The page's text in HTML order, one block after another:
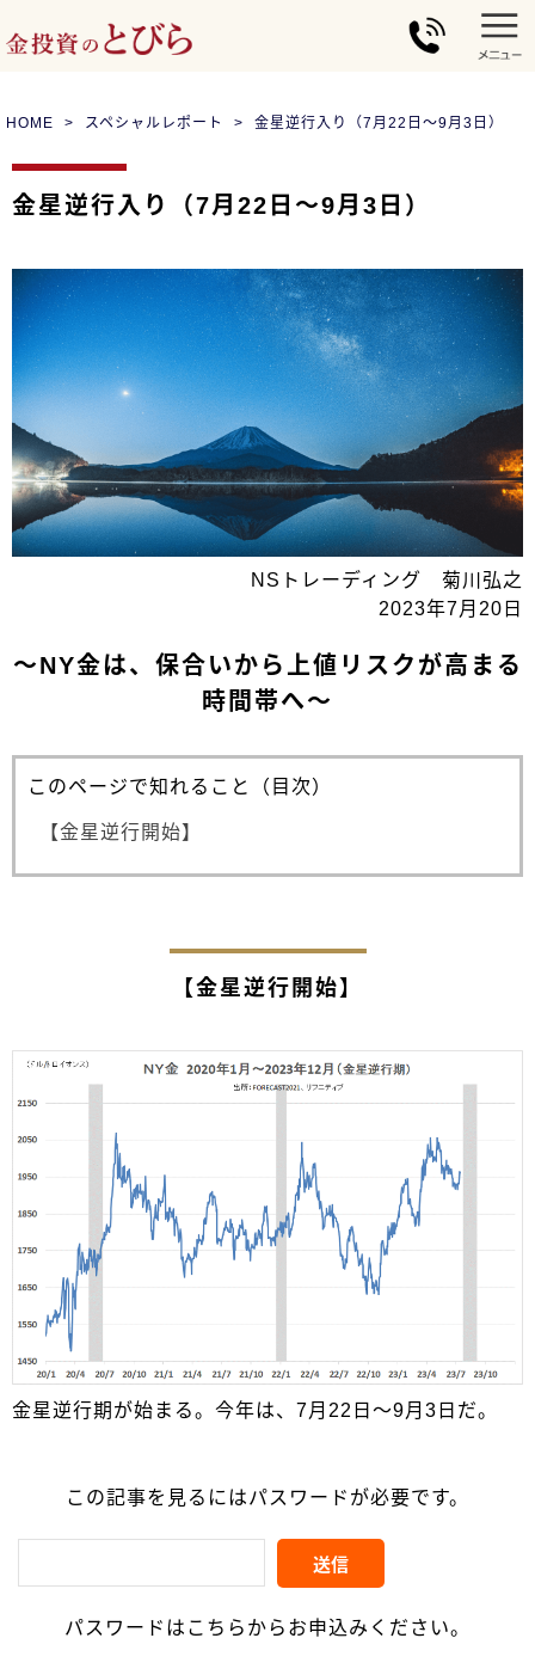
HOME スペシャルレポート 金星逆行入り（7月22日～9月3日）
金星逆行入り（7月22日～9月3日）
NSトレーディング 菊川弘之
2023年7月20日
～NY金は、保合いから上値リスクが高まる
時間帯へ～
このページで知れること（目次）
【金星逆行開始】
【金星逆行開始】
金星逆行期が始まる。今年は、7月22日～9月3日だ。
この記事を見るにはパスワードが必要です。
パスワードはこちらからお申込みください。